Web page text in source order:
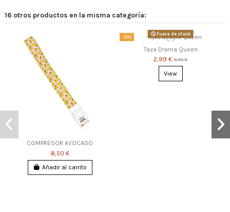
16 otros productos en la misma categoría:
COMPRESOR AVOCADO
8,50 €
Añadir al carrito
-70%
Fuera de stock
Taza Drama Queen
2,99 €9,95 €
View